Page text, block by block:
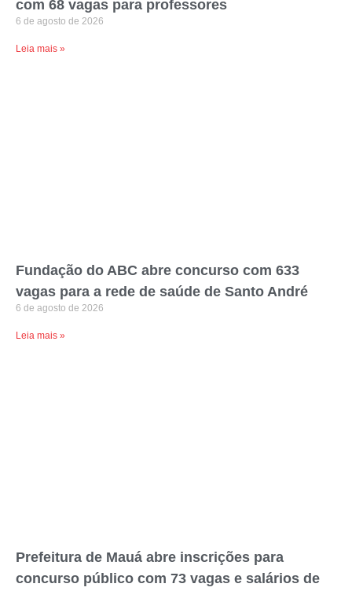
com 68 vagas para professores
6 de agosto de 2026
Leia mais »
Fundação do ABC abre concurso com 633
vagas para a rede de saúde de Santo André
6 de agosto de 2026
Leia mais »
Prefeitura de Mauá abre inscrições para
concurso público com 73 vagas e salários de